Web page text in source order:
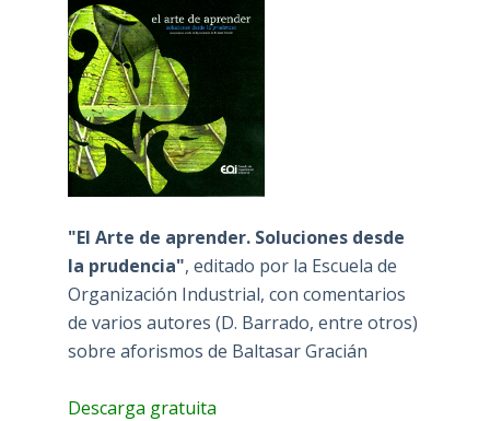
"El Arte de aprender. Soluciones desde
la prudencia", editado por la Escuela de
Organización Industrial, con comentarios
de varios autores (D. Barrado, entre otros)
sobre aforismos de Baltasar Gracián
Descarga gratuita